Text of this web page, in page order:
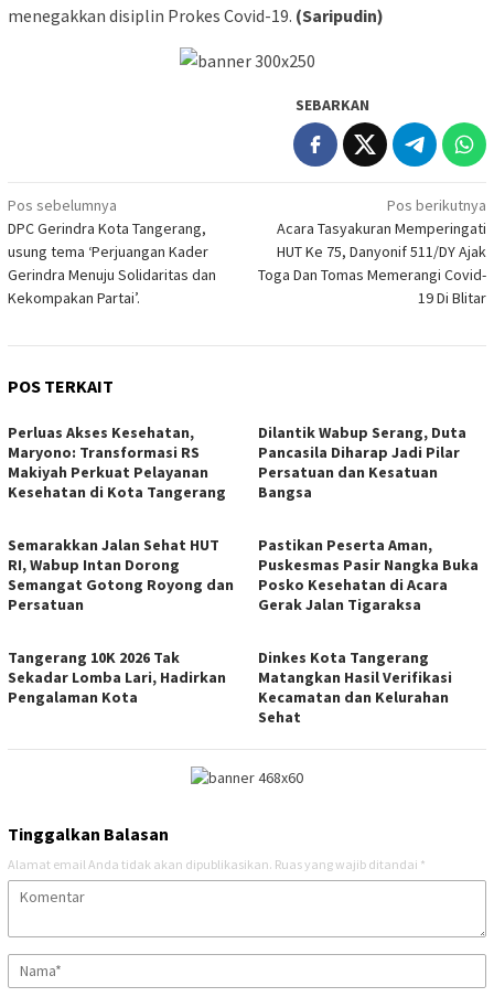
menegakkan disiplin Prokes Covid-19. (Saripudin)
SEBARKAN
Navigasi
pos
Pos sebelumnya
DPC Gerindra Kota Tangerang,
usung tema ‘Perjuangan Kader
Gerindra Menuju Solidaritas dan
Kekompakan Partai’.
Pos berikutnya
Acara Tasyakuran Memperingati
HUT Ke 75, Danyonif 511/DY Ajak
Toga Dan Tomas Memerangi Covid-
19 Di Blitar
POS TERKAIT
Perluas Akses Kesehatan,
Maryono: Transformasi RS
Makiyah Perkuat Pelayanan
Kesehatan di Kota Tangerang
Dilantik Wabup Serang, Duta
Pancasila Diharap Jadi Pilar
Persatuan dan Kesatuan
Bangsa
Semarakkan Jalan Sehat HUT
RI, Wabup Intan Dorong
Semangat Gotong Royong dan
Persatuan
Pastikan Peserta Aman,
Puskesmas Pasir Nangka Buka
Posko Kesehatan di Acara
Gerak Jalan Tigaraksa
Tangerang 10K 2026 Tak
Sekadar Lomba Lari, Hadirkan
Pengalaman Kota
Dinkes Kota Tangerang
Matangkan Hasil Verifikasi
Kecamatan dan Kelurahan
Sehat
Tinggalkan Balasan
Alamat email Anda tidak akan dipublikasikan. Ruas yang wajib ditandai *